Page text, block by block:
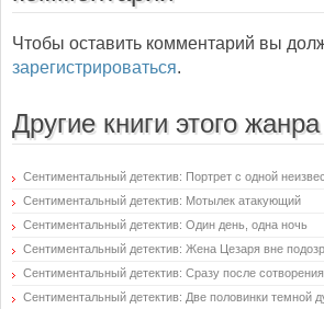
Чтобы оставить комментарий вы
зарегистрироваться.
Другие книги этого жанра
Сентиментальный детектив: Портрет с одной
Сентиментальный детектив: Мотылек атакующий
Сентиментальный детектив: Один день, одна ночь
Сентиментальный детектив: Жена Цезаря вне
Сентиментальный детектив: Сразу после
Сентиментальный детектив: Две половинки темной